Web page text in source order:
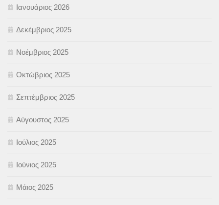
Ιανουάριος 2026
Δεκέμβριος 2025
Νοέμβριος 2025
Οκτώβριος 2025
Σεπτέμβριος 2025
Αύγουστος 2025
Ιούλιος 2025
Ιούνιος 2025
Μάιος 2025